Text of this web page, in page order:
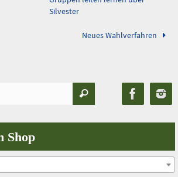
Silvester
Neues Wahlverfahren
Suchen
Shop